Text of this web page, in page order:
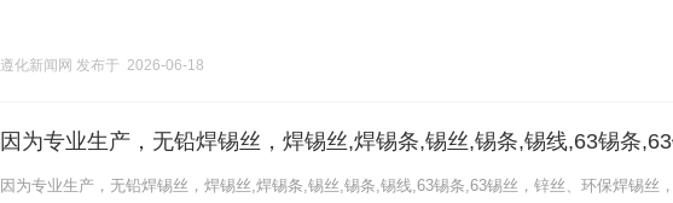
遵化新闻网 发布于 2026-06-18
因为专业生产，无铅焊锡丝，焊锡丝,焊锡条,锡丝,锡条,锡线,63锡条
丝，锌丝、环保焊锡丝，纯锌丝，所以产品质量好
因为专业生产，无铅焊锡丝，焊锡丝,焊锡条,锡丝,锡条,锡线,63锡条,63锡丝，锌丝、环保焊锡丝